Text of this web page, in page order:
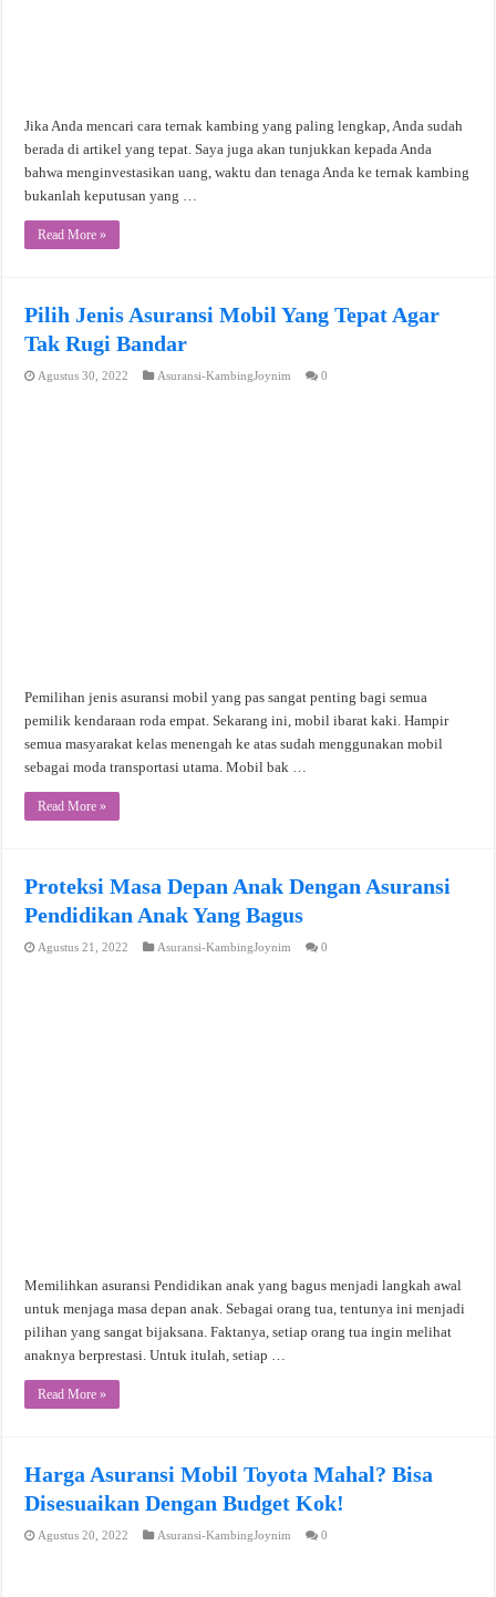
Jika Anda mencari cara ternak kambing yang paling lengkap, Anda sudah
berada di artikel yang tepat. Saya juga akan tunjukkan kepada Anda
bahwa menginvestasikan uang, waktu dan tenaga Anda ke ternak kambing
bukanlah keputusan yang …
Read More »
Pilih Jenis Asuransi Mobil Yang Tepat Agar
Tak Rugi Bandar
Agustus 30, 2022 Asuransi-KambingJoynim 0
Pemilihan jenis asuransi mobil yang pas sangat penting bagi semua
pemilik kendaraan roda empat. Sekarang ini, mobil ibarat kaki. Hampir
semua masyarakat kelas menengah ke atas sudah menggunakan mobil
sebagai moda transportasi utama. Mobil bak …
Read More »
Proteksi Masa Depan Anak Dengan Asuransi
Pendidikan Anak Yang Bagus
Agustus 21, 2022 Asuransi-KambingJoynim 0
Memilihkan asuransi Pendidikan anak yang bagus menjadi langkah awal
untuk menjaga masa depan anak. Sebagai orang tua, tentunya ini menjadi
pilihan yang sangat bijaksana. Faktanya, setiap orang tua ingin melihat
anaknya berprestasi. Untuk itulah, setiap …
Read More »
Harga Asuransi Mobil Toyota Mahal? Bisa
Disesuaikan Dengan Budget Kok!
Agustus 20, 2022 Asuransi-KambingJoynim 0